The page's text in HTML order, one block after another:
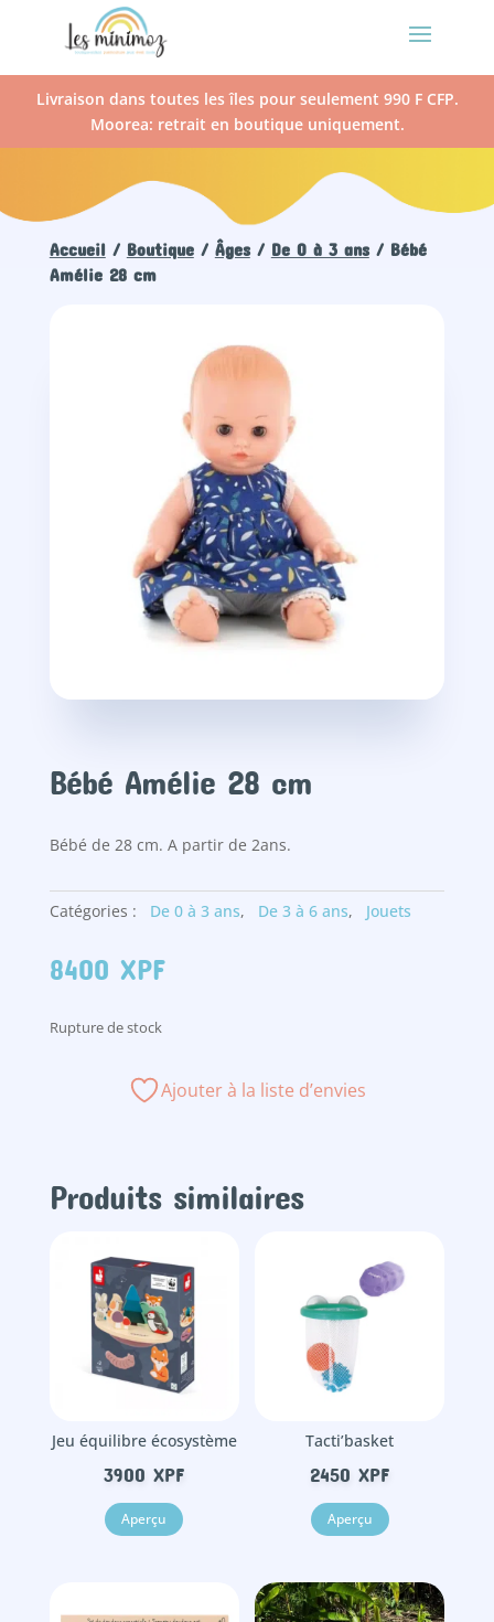
Livraison dans toutes les îles pour seulement 990 F CFP.
Moorea: retrait en boutique uniquement.
Accueil / Boutique/ Âges/ De 0 à 3 ans/ Bébé
Amélie 28 cm
Bébé Amélie 28 cm
Bébé de 28 cm. A partir de 2ans.
Catégories : De 0 à 3 ans, De 3 à 6 ans, Jouets
8400 XPF
Rupture de stock
Ajouter à la liste d’envies
Produits similaires
Jeu équilibre écosystème
3900XPF
Aperçu
Tacti’basket
2450XPF
Aperçu